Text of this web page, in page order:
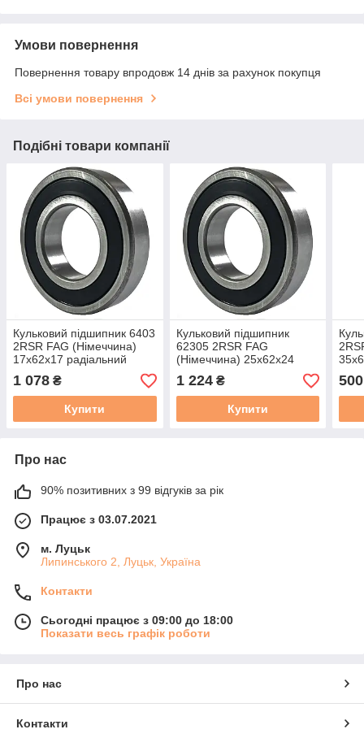
Умови повернення
Повернення товару впродовж 14 днів за рахунок покупця
Всі умови повернення
Подібні товари компанії
Кульковий підшипник 6403
2RSR FAG (Німеччина)
17x62x17 радіальний
1 078 ₴
Купити
Кульковий підшипник
62305 2RSR FAG
(Німеччина) 25x62x24
радіальний
1 224₴
Купити
500
Про нас
90% позитивних з 99 відгуків за рік
Працює з 03.07.2021
м. Луцьк
Липинського 2, Луцьк, Україна
Контакти
Сьогодні працює з 09:00 до 18:00
Показати весь графік роботи
Про нас
Контакти